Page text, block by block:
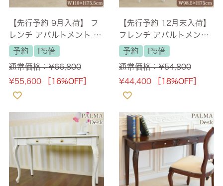
【先行予約 9月入荷】 フ
レンチ アパルトメント デ
スク 幅110cm 【送料無
料】
予約
P5倍
通常価格：¥66,800
¥55,600 ［16%OFF］
【先行予約 12月末入荷】
フレンチ アパルトメント
デスク＆コンソール 幅98.
5cm 【送料無料】 [Y]
予約
P5倍
通常価格：¥54,800
¥44,400 ［18%OFF］